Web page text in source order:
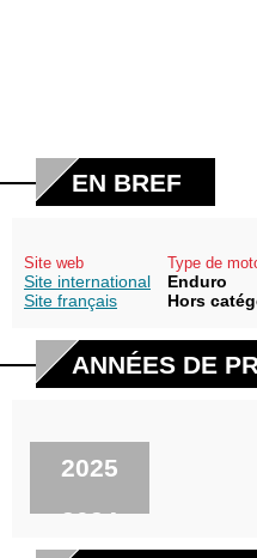
EN BREF
Site web
Site international
Site français
Type de
Enduro
Hors
ANNÉES DE
2025
2024